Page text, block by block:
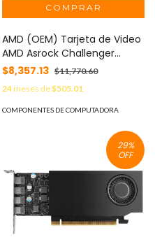
AMD (OEM) Tarjeta de Video
AMD Asrock Challenger
Radeon RX9060XT 8GB OC
Dual Fan GDDR6 PCIe 5.0
1xHDMI 2xDP MOD: RX9060XT
CL 8GO
$8,357.13 $11,770.60
24meses de$505.01
COMPONENTES DE COMPUTADORA
29%
OFF